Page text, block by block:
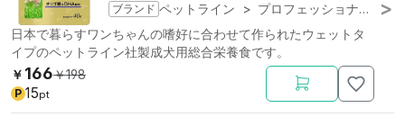
ブランド ペットライン > プロフェッショナル・バランス
日本で暮らすワンちゃんの嗜好に合わせて作られたウェットタ
イプのペットライン社製成犬用総合栄養食です。
￥ 166￥198
P 15pt